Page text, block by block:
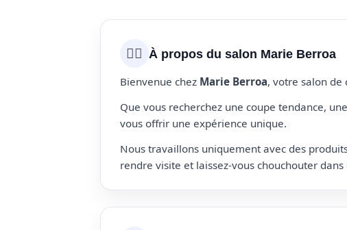
💇‍♀️ À propos du salon Marie Berroa
Bienvenue chez Marie Berroa, votre salon de
Que vous recherchez une coupe tendance,
vous offrir une expérience unique.
Nous travaillons uniquement avec des
rendre visite et laissez-vous chouchouter